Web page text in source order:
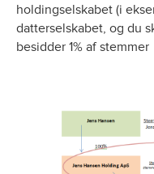
holdingselskabet (i
datterselskabet, og du
besidder 1% af stemmer